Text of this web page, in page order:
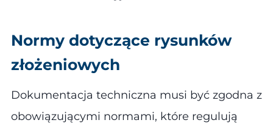
Normy dotyczące rysunków
złożeniowych
Dokumentacja techniczna musi być zgodna z
obowiązującymi normami, które regulują